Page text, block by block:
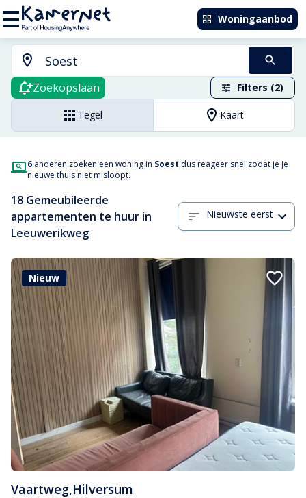
Woningaanbod
Zoekopslaan Filters (2)
Tegel Kaart
6 anderen zoeken een woning in Soest dus reageer snel zodat je je
nieuwe thuis niet misloopt.
18 Gemeubileerde
appartementen te huur in
Leeuwerikweg
Nieuwste eerst
Nieuw
Vaartweg,Hilversum